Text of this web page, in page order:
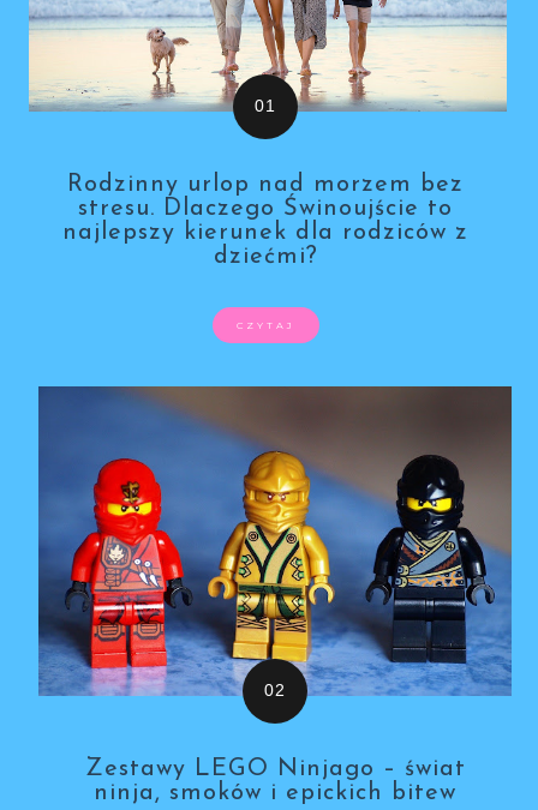
Rodzinny urlop nad morzem bez
stresu. Dlaczego Świnoujście to
najlepszy kierunek dla rodziców z
dziećmi?
CZYTAJ
Zestawy LEGO Ninjago – świat
ninja, smoków i epickich bitew